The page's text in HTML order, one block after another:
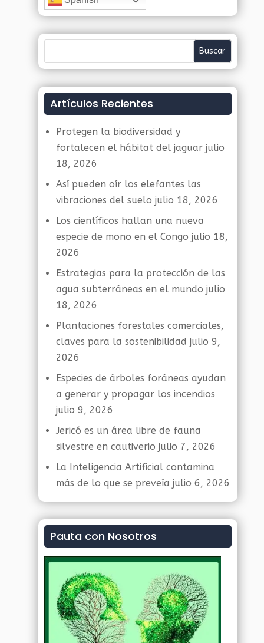
Artículos Recientes
Protegen la biodiversidad y
fortalecen el hábitat del jaguar julio
18, 2026
Así pueden oír los elefantes las
vibraciones del suelo julio 18, 2026
Los científicos hallan una nueva
especie de mono en el Congo julio 18,
2026
Estrategias para la protección de las
agua subterráneas en el mundo julio
18, 2026
Plantaciones forestales comerciales,
claves para la sostenibilidad julio 9,
2026
Especies de árboles foráneas ayudan
a generar y propagar los incendios
julio 9, 2026
Jericó es un área libre de fauna
silvestre en cautiverio julio 7, 2026
La Inteligencia Artificial contamina
más de lo que se preveía julio 6, 2026
Pauta con Nosotros